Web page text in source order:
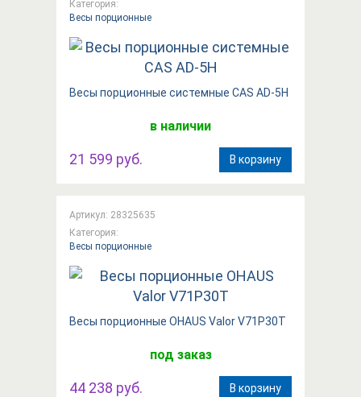
Категория:
Весы порционные
Весы порционные системные CAS AD-5H
в наличии
21 599 руб. В корзину
Артикул: 28325635
Категория:
Весы порционные
Весы порционные OHAUS Valor V71P30T
под заказ
44 238 руб. В корзину